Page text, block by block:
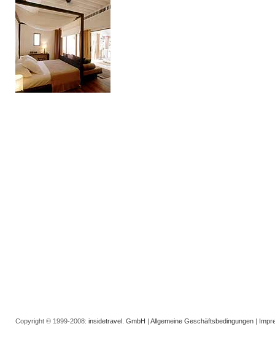
Copyright © 1999-2008: insidetravel. GmbH | Allgemeine Geschäftsbedingungen |